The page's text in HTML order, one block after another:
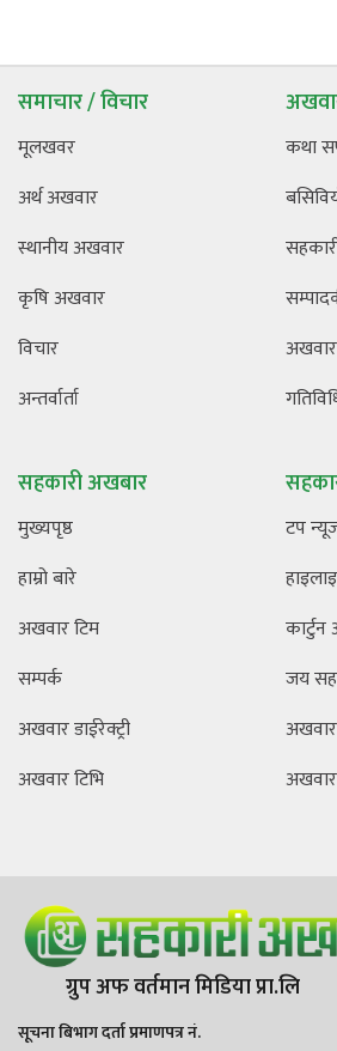
समाचार / विचार
मूलखवर
अर्थ अखवार
स्थानीय अखवार
कृषि अखवार
विचार
अन्तर्वार्ता
कथा
सहकारी अखबार
मुख्यपृष्ठ
हाम्रो बारे
अखवार टिम
सम्पर्क
अखवार डाईरेक्ट्री
अखवार टिभि
टप
जय
ग्रुप अफ वर्तमान मिडिया प्रा.लि
सूचना बिभाग दर्ता प्रमाणपत्र नं.